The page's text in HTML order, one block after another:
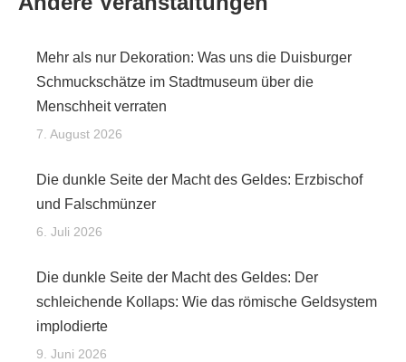
Mehr als nur Dekoration: Was uns die Duisburger
Schmuckschätze im Stadtmuseum über die
Menschheit verraten
7. August 2026
Die dunkle Seite der Macht des Geldes: Erzbischof
und Falschmünzer
6. Juli 2026
Die dunkle Seite der Macht des Geldes: Der
schleichende Kollaps: Wie das römische Geldsystem
implodierte
9. Juni 2026